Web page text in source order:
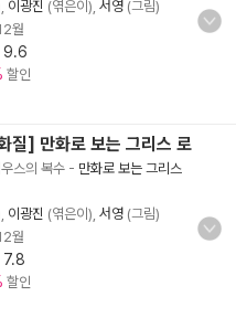
이광진 (엮은이), 서영 (그림)
월
9.6
할인
] 만화로 보는 그리스 로
스의 복수 - 만화로 보는 그리스
이광진 (엮은이), 서영 (그림)
월
7.8
할인